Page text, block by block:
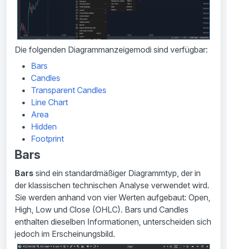
Die folgenden Diagrammanzeigemodi sind verfügbar:
Bars
Candles
Transparent Candles
Line Chart
Area
Hidden
Footprint
Bars
Bars sind ein standardmäßiger Diagrammtyp, der in
der klassischen technischen Analyse verwendet wird.
Sie werden anhand von vier Werten aufgebaut: Open,
High, Low und Close (OHLC). Bars und Candles
enthalten dieselben Informationen, unterscheiden sich
jedoch im Erscheinungsbild.